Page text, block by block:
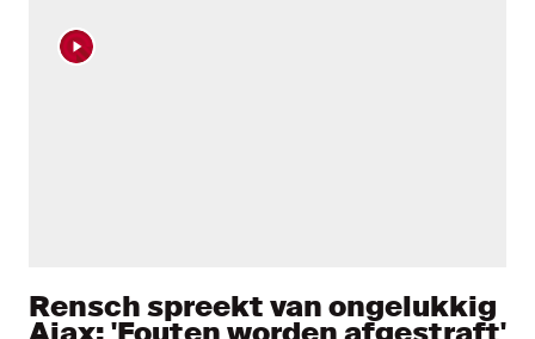
Rensch spreekt van ongelukkig